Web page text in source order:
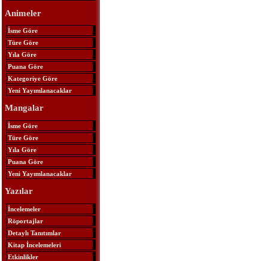
Animeler
İsme Göre
Türe Göre
Yıla Göre
Puana Göre
Kategoriye Göre
Yeni Yayımlanacaklar
Mangalar
İsme Göre
Türe Göre
Yıla Göre
Puana Göre
Yeni Yayımlanacaklar
Yazılar
İncelemeler
Röportajlar
Detaylı Tanıtımlar
Kitap İncelemeleri
Etkinlikler